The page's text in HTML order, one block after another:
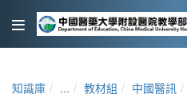
知識庫 ... 教材組 中國醫訊